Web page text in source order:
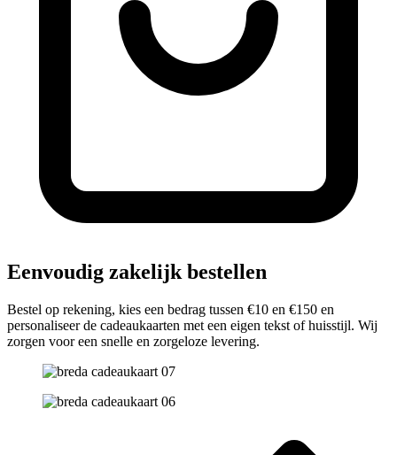
Eenvoudig zakelijk bestellen
Bestel op rekening, kies een bedrag tussen €10 en €150 en
personaliseer de cadeaukaarten met een eigen tekst of huisstijl. Wij
zorgen voor een snelle en zorgeloze levering.